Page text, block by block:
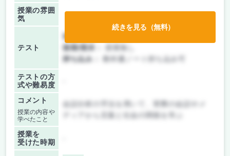
授業の雰囲
気
テスト
前期/中間：
後期/期末：
授業無し
持ち込み：
教科書ノート持ち込み可
テストの方
式や難易度
コメント
授業の内容や
学べたこと
会話分析の手法を用いて、実際の会話やメ
ディアから言葉と社会の関係を学ぶ
授業を
受けた時期
続きを見る（無料）